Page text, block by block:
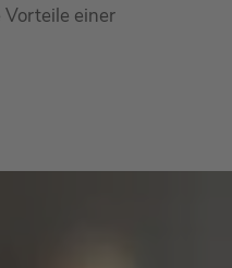
einer